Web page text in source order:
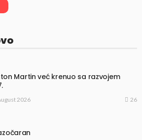
Martin već krenuo sa razvojem
2026 26